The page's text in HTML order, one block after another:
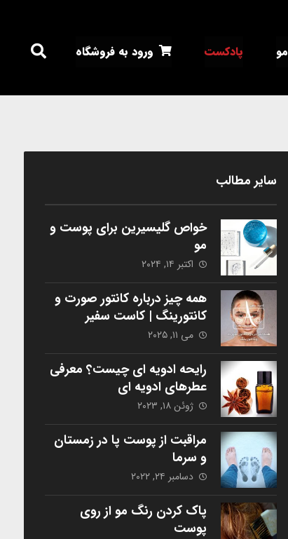
مو پادکست ورود به فروشگاه
سایر مطالب
خواص گلیسیرین برای پوست و
مو
اکتبر ۱۴, ۲۰۲۴
همه چیز درباره کانتور صورت و
کانتورینگ | کاست سفیر
می ۱۱, ۲۰۲۵
رایحه ادویه ای چیست؟ معرفی
عطرهای ادویه ای
ژوئن ۱۸, ۲۰۲۳
مراقبت از پوست پا در زمستان
و سرما
دسامبر ۲۴, ۲۰۲۲
پاک کردن رنگ مو از روی
پوست